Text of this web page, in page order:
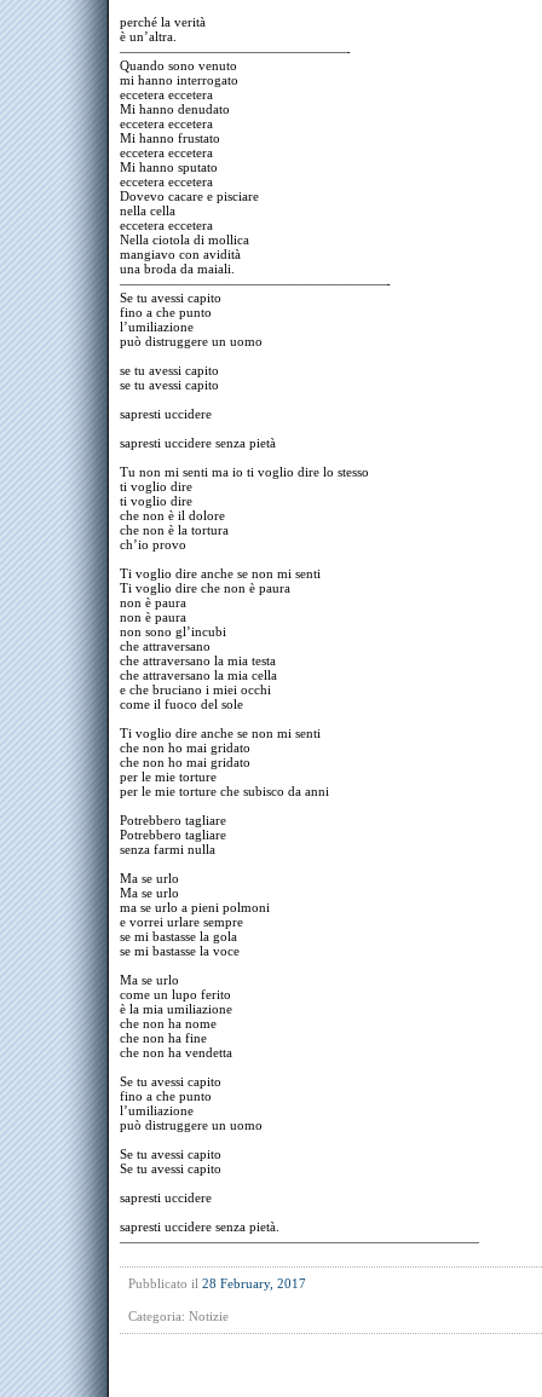
perché la verità
è un’altra.
—————————————————-
Quando sono venuto
mi hanno interrogato
eccetera eccetera
Mi hanno denudato
eccetera eccetera
Mi hanno frustato
eccetera eccetera
Mi hanno sputato
eccetera eccetera
Dovevo cacare e pisciare
nella cella
eccetera eccetera
Nella ciotola di mollica
mangiavo con avidità
una broda da maiali.
————————————————————-
Se tu avessi capito
fino a che punto
l’umiliazione
può distruggere un uomo
se tu avessi capito
se tu avessi capito
sapresti uccidere
sapresti uccidere senza pietà
Tu non mi senti ma io ti voglio dire lo stesso
ti voglio dire
ti voglio dire
che non è il dolore
che non è la tortura
ch’io provo
Ti voglio dire anche se non mi senti
Ti voglio dire che non è paura
non è paura
non è paura
non sono gl’incubi
che attraversano
che attraversano la mia testa
che attraversano la mia cella
e che bruciano i miei occhi
come il fuoco del sole
Ti voglio dire anche se non mi senti
che non ho mai gridato
che non ho mai gridato
per le mie torture
per le mie torture che subisco da anni
Potrebbero tagliare
Potrebbero tagliare
senza farmi nulla
Ma se urlo
Ma se urlo
ma se urlo a pieni polmoni
e vorrei urlare sempre
se mi bastasse la gola
se mi bastasse la voce
Ma se urlo
come un lupo ferito
è la mia umiliazione
che non ha nome
che non ha fine
che non ha vendetta
Se tu avessi capito
fino a che punto
l’umiliazione
può distruggere un uomo
Se tu avessi capito
Se tu avessi capito
sapresti uccidere
sapresti uccidere senza pietà.
———————————————————————————
Pubblicato il 28 February, 2017
Categoria: Notizie